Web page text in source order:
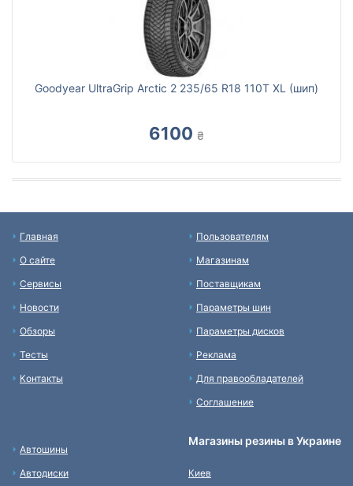
Goodyear UltraGrip Arctic 2 235/65 R18 110T XL (шип)
6100 ₴
Главная
О сайте
Сервисы
Новости
Обзоры
Тесты
Контакты
Пользователям
Магазинам
Поставщикам
Параметры шин
Параметры дисков
Реклама
Для правообладателей
Соглашение
Автошины
Автодиски
Магазины резины в Украине
Киев